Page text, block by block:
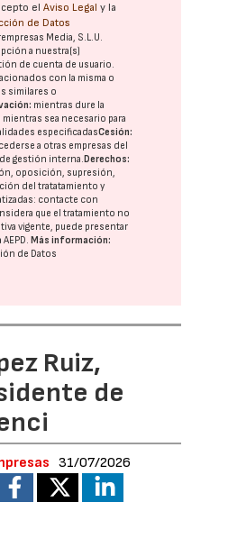
elAviso Legal y la
de Datos
Media, S.L.U.
a nuestra(s)
de cuenta de usuario.
con la misma o
similares o
mientras dure la
sea necesario para
especificadasCesión:
a otras empresas del
gestión interna. Derechos:
oposición, supresión,
del tratatamiento y
contacte con
que el tratamiento no
vigente, puede presentar
AEPD. Más información:
de Datos
Ruiz,
de
31/07/2026